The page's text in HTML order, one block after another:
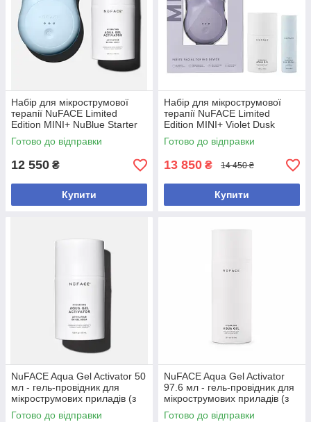
Набір для мікрострумової
терапії NuFACE Limited
Edition MINI+ NuBlue Starter
Kit Smart On-the-Go Facial
Toning Kit
Готово до відправки
12 550 ₴
Купити
Набір для мікрострумової
терапії NuFACE Limited
Edition MINI+ Violet Dusk
Starter Kit Smart On-the-Go
Facial Toning Kit
Готово до відправки
13 850 ₴ 14 450 ₴
Купити
NuFACE Aqua Gel Activator 50
мл - гель-провідник для
мікрострумових приладів (з
набору)
Готово до відправки
NuFACE Aqua Gel Activator
97.6 мл - гель-провідник для
мікрострумових приладів (з
набору)
Готово до відправки